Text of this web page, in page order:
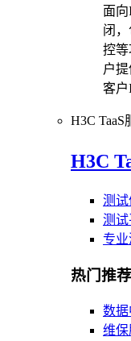
面
闭
控
户
客户
H3C TaaS
H3C
测试
测
专
热门推荐
数
维